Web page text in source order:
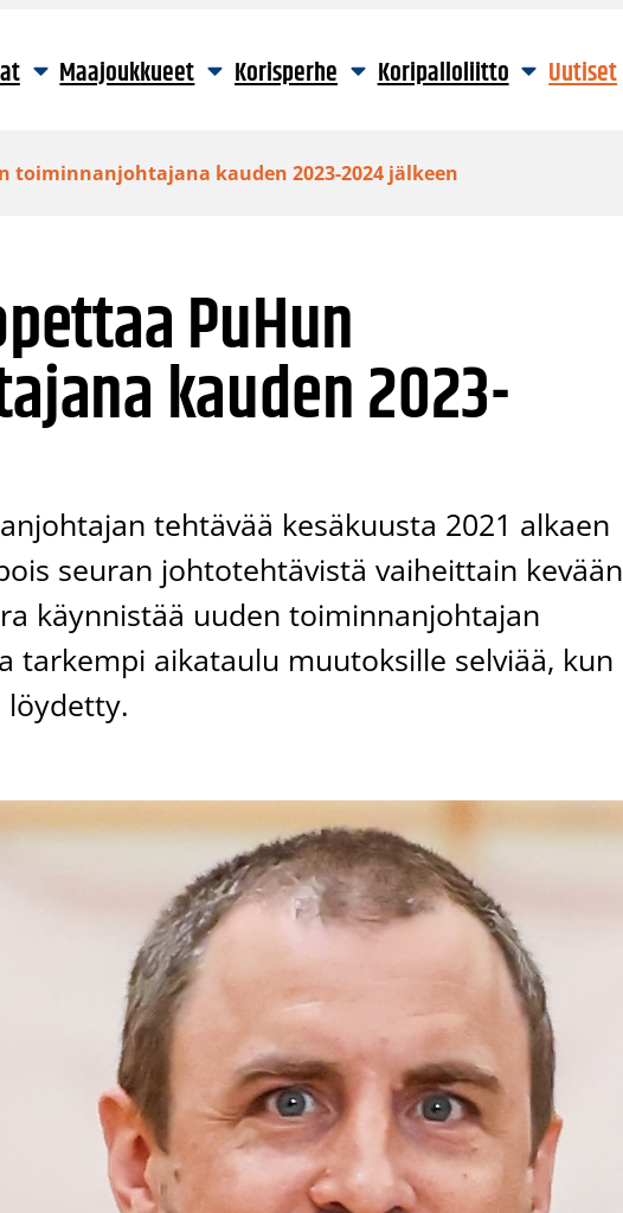
Maajoukkueet Korisperhe Koripalloliitto Uutiset
toiminnanjohtajana kauden 2023-2024 jälkeen
PuHun
kauden 2023-
tehtävää kesäkuusta 2021 alkaen
seuran johtotehtävistä vaiheittain kevään
käynnistää uuden toiminnanjohtajan
tarkempi aikataulu muutoksille selviää, kun
löydetty.